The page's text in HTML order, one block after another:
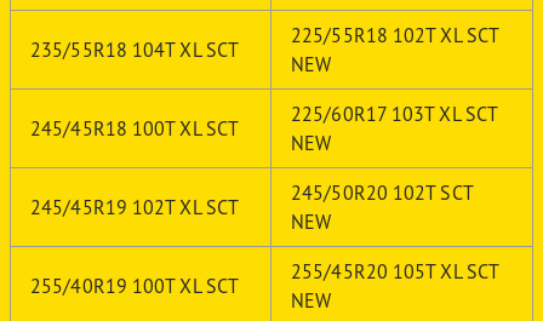
235/55R18 104T XL SCT
225/55R18 102T XL SCT
NEW
245/45R18 100T XL SCT
225/60R17 103T XL SCT
NEW
245/45R19 102T XL SCT
245/50R20 102T SCT
NEW
255/40R19 100T XL SCT
255/45R20 105T XL SCT
NEW